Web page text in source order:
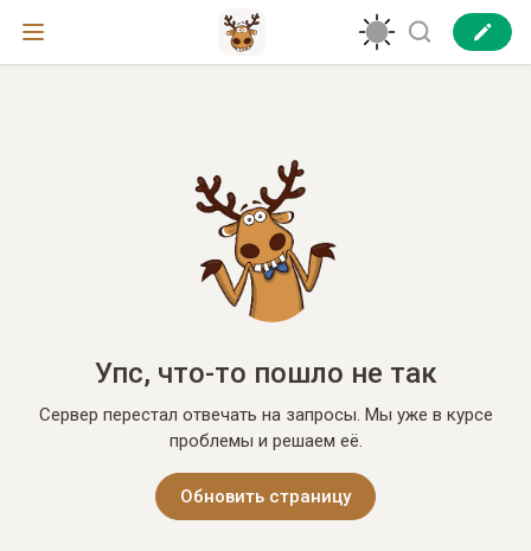
Упс, что-то пошло не так
Сервер перестал отвечать на запросы. Мы уже в курсе
проблемы и решаем её.
Обновить страницу